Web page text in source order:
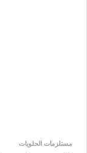
مستلزمات الحلويات